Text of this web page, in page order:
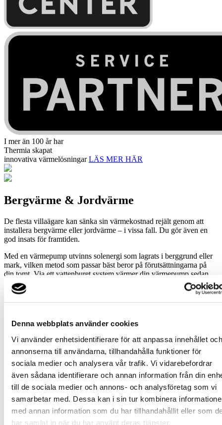
Denna webbplats använder cookies
Vi använder enhetsidentifierare för att anpassa innehållet och
annonserna till användarna, tillhandahålla funktioner för
sociala medier och analysera vår trafik. Vi vidarebefordrar
även sådana identifierare och annan information från din
till de sociala medier och annons- och analysföretag som vi
samarbetar med. Dessa kan i sin tur kombinera
med annan information som du har tillhandahållit eller som
har samlat in när du har använt deras tjänster.
I mer än 100 år har
Thermia skapat
innovativa värmelösningar LÄS MER HÄR
Bergvärme & Jordvärme
De flesta villaägare kan sänka sin värmekostnad rejält genom att
installera bergvärme eller jordvärme – i vissa fall. Du gör även en
god insats för framtiden.
Med en värmepump utvinns solenergi som lagrats i berggrund eller
mark, vilken metod som passar bäst beror på förutsättningarna på
din tomt. Via ett vattenburet system värmer din värmepump sedan
upp både hus och varmvatten.
Fördelar med värmepump
Idag är det många som vet att värmepumpar lönar sig i längden.
Men faktum är att kostnaden blir lägre redan första dagen, eftersom
besparingen täcker både ränta och amortering. Dessutom ökar husets
värde. En värmepump betalar sig alltså både i sänkta driftskostnader
och i ett högre pris den dag det är dags att sälja huset.
En värmepump ger stabil värme som regleras automatiskt, varje dag
året runt. På sommaren kan den användas för komfortkyla och
poolvärme. Vi hjälper dig att räkna ut vilket system du behöver och
hur mycket du kan spara.